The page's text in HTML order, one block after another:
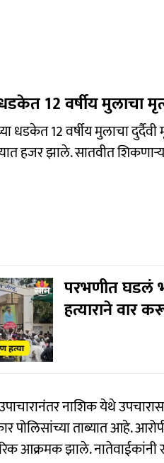
12 वर्षीय मुलाचा
धडकेत 12 वर्षीय मुलाचा
हजर झाले. सातवीत
परभणीत घडलं
हत्याराने वार
नाशिक येथे
पोलिसांच्या ताब्यात आहे.
आक्रमक झाले. नातेवाईकांनी